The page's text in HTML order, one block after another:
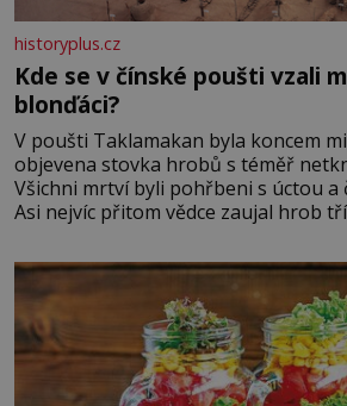
historyplus.cz
Kde se v čínské poušti vzali
blonďáci?
V poušti Taklamakan byla koncem
objevena stovka hrobů s téměř
Všichni mrtví byli pohřbeni s úctou a
Asi nejvíc přitom vědce zaujal hrob
blonďaté vlásky. Fakt, že jsou těla dávných lidí nesmírně
dobře zachovalá, přičítají odborníci
podmínkám. Sucho, prosolené písky